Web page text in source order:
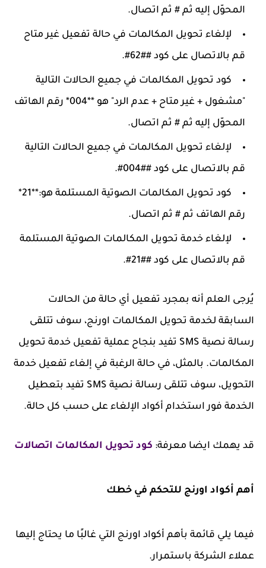
المحوّل إليه ثم # ثم اتصال.
لإلغاء تحويل المكالمات في حالة تفعيل غير متاح
قم بالاتصال على كود ##62#.
كود تحويل المكالمات في جميع الحالات التالية
"مشغول + غير متاح + عدم الرد" هو **004* رقم الهاتف
المحوّل إليه ثم # ثم اتصال.
لإلغاء تحويل المكالمات في جميع الحالات التالية
قم بالاتصال على كود ##004#.
كود تحويل المكالمات الصوتية المستلمة هو:**21*
رقم الهاتف ثم # ثم اتصال.
لإلغاء خدمة تحويل المكالمات الصوتية المستلمة
قم بالاتصال على كود ##21#.
يُرجى العلم أنه بمجرد تفعيل أي حالة من الحالات
السابقة لخدمة تحويل المكالمات اورنج، سوف تتلقى
رسالة نصية SMS تفيد بنجاح عملية تفعيل خدمة تحويل
المكالمات. بالمثل، في حالة الرغبة في إلغاء تفعيل خدمة
التحويل، سوف تتلقى رسالة نصية SMS تفيد بتعطيل
الخدمة فور استخدام أكواد الإلغاء على حسب كل حالة.
قد يهمك ايضا معرفة: كود تحويل المكالمات اتصالات
أهم أكواد اورنج للتحكم في خطك
فيما يلي قائمة بأهم أكواد اورنج التي غالبًا ما يحتاج إليها
عملاء الشركة باستمرار.